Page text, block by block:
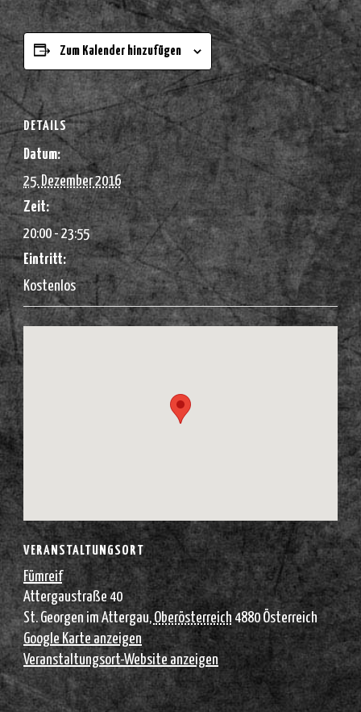
Zum Kalender hinzufügen
DETAILS
Datum:
25. Dezember 2016
Zeit:
20:00 - 23:55
Eintritt:
Kostenlos
VERANSTALTUNGSORT
Fümreif
Attergaustraße 40
St. Georgen im Attergau, Oberösterreich 4880 Österreich
Google Karte anzeigen
Veranstaltungsort-Website anzeigen